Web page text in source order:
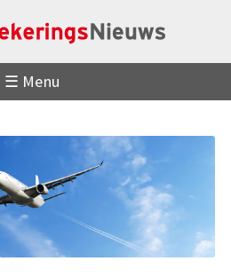
☰ Menu